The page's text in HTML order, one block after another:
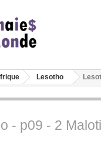
Lesotho
- p09 - 2